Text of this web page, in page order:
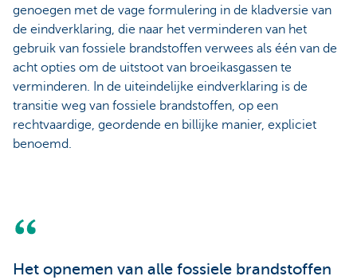
genoegen met de vage formulering in de kladversie van
de eindverklaring, die naar het verminderen van het
gebruik van fossiele brandstoffen verwees als één van de
acht opties om de uitstoot van broeikasgassen te
verminderen. In de uiteindelijke eindverklaring is de
transitie weg van fossiele brandstoffen, op een
rechtvaardige, geordende en billijke manier, expliciet
benoemd.
Het opnemen van alle fossiele brandstoffen